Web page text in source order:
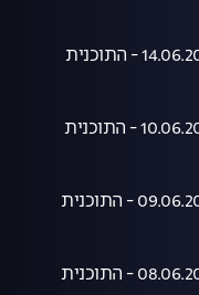
הצינור 14.06.2026 - התוכנית
הצינור 10.06.2026 - התוכנית
הצינור 09.06.2026 - התוכנית
הצינור 08.06.2026 - התוכנית